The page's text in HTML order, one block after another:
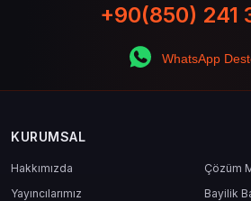
+90(850) 241
WhatsApp
KURUMSAL
Hakkımızda
Çözüm
Yayıncılarımız
Bayilik